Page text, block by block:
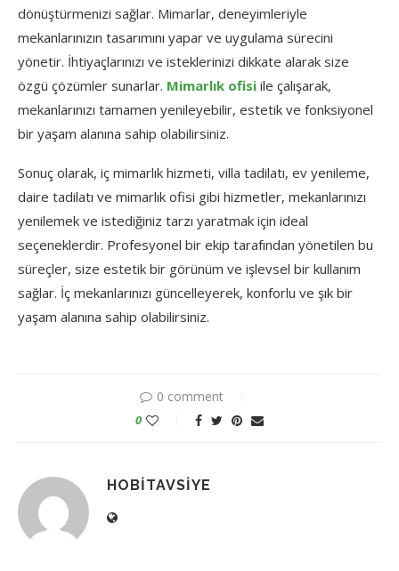
dönüştürmenizi sağlar. Mimarlar, deneyimleriyle
mekanlarınızın tasarımını yapar ve uygulama sürecini
yönetir. İhtiyaçlarınızı ve isteklerinizi dikkate alarak size
özgü çözümler sunarlar. Mimarlık ofisi ile çalışarak,
mekanlarınızı tamamen yenileyebilir, estetik ve fonksiyonel
bir yaşam alanına sahip olabilirsiniz.
Sonuç olarak, iç mimarlık hizmeti, villa tadilatı, ev yenileme,
daire tadilatı ve mimarlık ofisi gibi hizmetler, mekanlarınızı
yenilemek ve istediğiniz tarzı yaratmak için ideal
seçeneklerdir. Profesyonel bir ekip tarafından yönetilen bu
süreçler, size estetik bir görünüm ve işlevsel bir kullanım
sağlar. İç mekanlarınızı güncelleyerek, konforlu ve şık bir
yaşam alanına sahip olabilirsiniz.
0 comment
0
HOBITAVSIYE